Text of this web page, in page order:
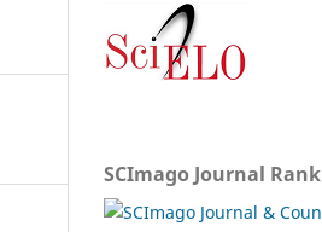
SCImago Journal Rank